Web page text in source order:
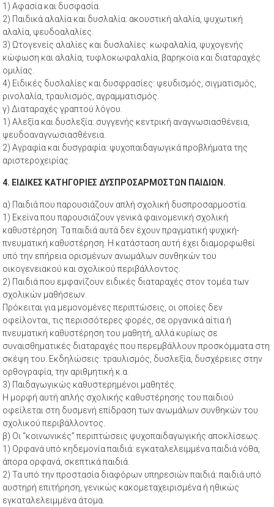
1) Αφασία και δυσφασία.
2) Παιδικά αλαλία και δυσλαλία: ακουστική αλαλία, ψυχωτική
αλαλία, ψευδοαλαλίες.
3) Ωτογενείς αλαλίες και δυσλαλίες: κωφαλαλία, ψυχογενής
κώφωση και αλαλία, τυφλοκωφαλαλία, βαρηκοϊα και διαταραχές
ομιλίας.
4) Ειδικές δυσλαλίες και δυσφρασίες: ψευδισμός, σιγματισμός,
ρινολαλία, τραυλισμός, αγραμματισμός.
γ) Διαταραχές γραπτού λόγου.
1) Αλεξία και δυσλεξία: συγγενής κεντρική αναγνωσιασθένεια,
ψευδοαναγνωσιασθένεια.
2) Αγραφία και δυσγραφία: ψυχοπαιδαγωγικά προβλήματα της
αριστεροχειρίας.
4. ΕΙΔΙΚΕΣ ΚΑΤΗΓΟΡΙΕΣ ΔΥΣΠΡΟΣΑΡΜΟΣΤΩΝ ΠΑΙΔΙΩΝ.
α) Παιδιά που παρουσιάζουν απλή σχολική δυσπροσαρμοστία.
1) Εκείνα που παρουσιάζουν γενικά φαινομενική σχολική
καθυστέρηση: Τα παιδιά αυτά δεν έχουν πραγματική ψυχική-
πνευματική καθυστέρηση. Η κατάσταση αυτή έχει διαμορφωθεί
υπό την επήρεια ορισμένων ανωμάλων συνθηκών του
οικογενειακού και σχολικού περιβάλλοντος.
2) Παιδιά που εμφανίζουν ειδικές διαταραχές στον τομέα των
σχολικών μαθήσεων.
Πρόκειται για μεμονομένες περιπτώσεις, οι οποίες δεν
οφείλονται, τις περισσότερες φορές, σε οργανικά αίτια ή
πνευματική καθυστέρηση του μαθητή, αλλά κυρίως σε
συναισθηματικές διαταραχές που περεμβάλλουν προσκόμματα στη
σκέψη του. Εκδηλώσεις: τραυλισμός, δυσλεξία, δυσχέρειες στην
ορθογραφία, την αριθμητική κ.α.
3) Παιδαγωγικώς καθυστερημένοι μαθητές.
Η μορφή αυτή απλής σχολικής καθυστέρησης του παιδιού
οφείλεται στη δυσμενή επίδραση των ανωμάλων συνθηκών του
σχολικού περιβάλλοντος.
β) Οι “κοινωνικές” περιπτώσεις ψυχοπαιδαγωγικής αποκλίσεως.
1) Ορφανά υπό κηδεμονία παιδιά: εγκαταλελειμμένα παιδιά νόθα,
άπορα ορφανά, σκεπτικά παιδιά.
2) Τα υπό την προστασία διαφόρων υπηρεσιών παιδιά: παιδιά υπό
αυστηρή επιτήρηση, γενικώς κακομεταχειρισμένα ή ηθικώς
εγκαταλελειμμένα άτομα.